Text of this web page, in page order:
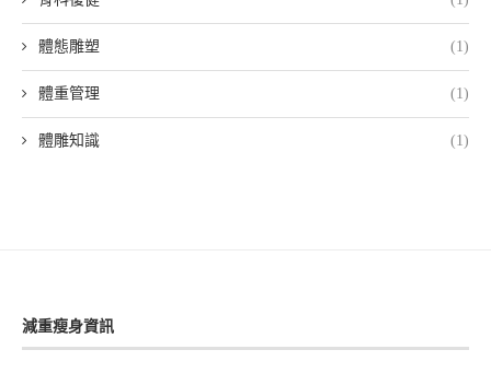
體態雕塑 (1)
體重管理 (1)
體雕知識 (1)
減重瘦身資訊